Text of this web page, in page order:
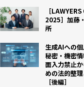
［
2025］加藤
所
生成AIへの
秘密・機密
面入力禁止
めの法的整
［後編］